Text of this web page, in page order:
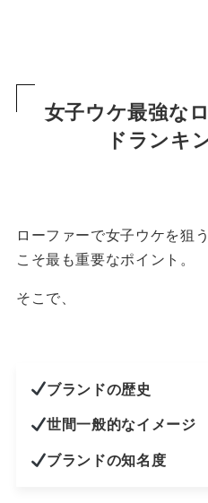
女子ウケ最強な
ドランキ
ローファーで女子ウケを狙
こそ最も重要なポイント。
そこで、
ブランドの歴史
世間一般的なイメージ
ブランドの知名度